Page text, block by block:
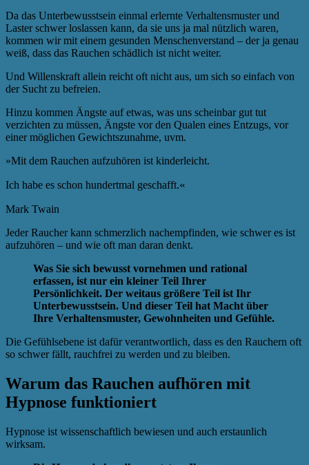
Da das Unterbewusstsein einmal erlernte Verhaltensmuster und
Laster schwer loslassen kann, da sie uns ja mal nützlich waren,
kommen wir mit einem gesunden Menschenverstand – der ja genau
weiß, dass das Rauchen schädlich ist nicht weiter.
Und Willenskraft allein reicht oft nicht aus, um sich so einfach von
der Sucht zu befreien.
Hinzu kommen Ängste auf etwas, was uns scheinbar gut tut
verzichten zu müssen, Ängste vor den Qualen eines Entzugs, vor
einer möglichen Gewichtszunahme, uvm.
»Mit dem Rauchen aufzuhören ist kinderleicht.
Ich habe es schon hundertmal geschafft.«
Mark Twain
Jeder Raucher kann schmerzlich nachempfinden, wie schwer es ist
aufzuhören – und wie oft man daran denkt.
Was Sie sich bewusst vornehmen und rational
erfassen, ist nur ein kleiner Teil Ihrer
Persönlichkeit. Der weitaus größere Teil ist Ihr
Unterbewusstsein. Und dieser Teil hat Macht über
Ihre Verhaltensmuster, Gewohnheiten und Gefühle.
Die Gefühlsebene ist dafür verantwortlich, dass es den Rauchern oft
so schwer fällt, rauchfrei zu werden und zu bleiben.
Warum das Rauchen aufhören mit
Hypnose funktioniert
Hypnose ist wissenschaftlich bewiesen und auch erstaunlich
wirksam.